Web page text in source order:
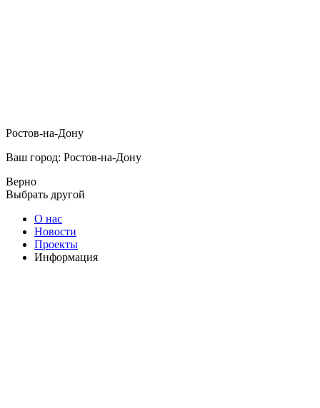
Ростов-на-Дону
Ваш город: Ростов-на-Дону
Верно
Выбрать другой
О нас
Новости
Проекты
Информация